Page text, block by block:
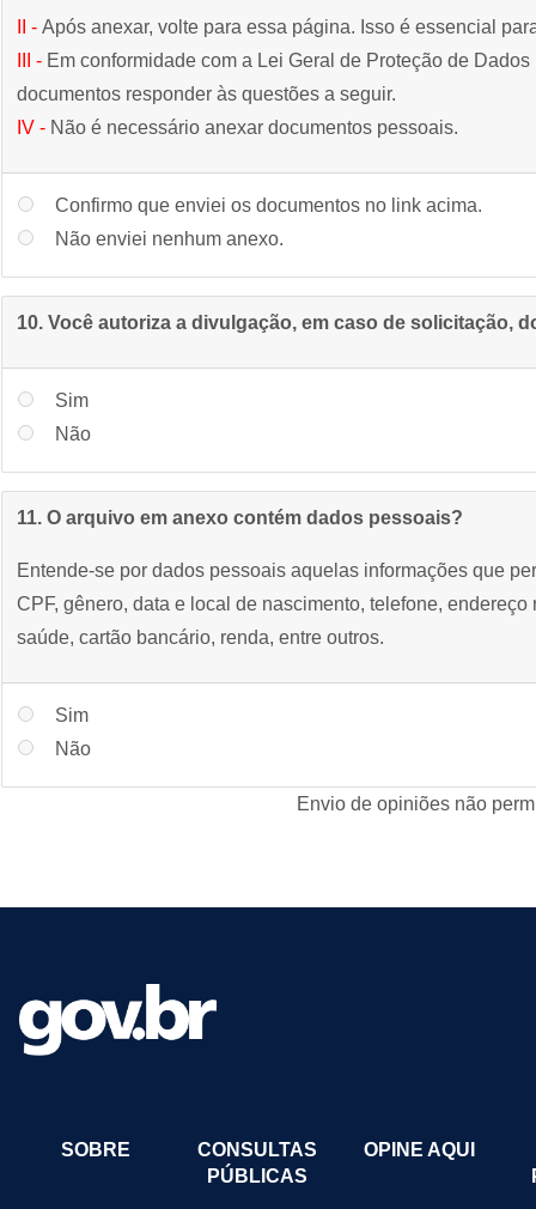
II -Após anexar, volte para essa página. Isso é essencial
III - Em conformidade com a Lei Geral de Proteção de
documentos responder às questões a seguir.
IV - Não é necessário anexar documentos pessoais.
Confirmo que enviei os documentos no link acima.
Não enviei nenhum anexo.
10. Você autoriza a divulgação, em caso de solicitação,
Sim
Não
11. O arquivo em anexo contém dados pessoais?
Entende-se por dados pessoais aquelas informações que
CPF, gênero, data e local de nascimento, telefone,
saúde, cartão bancário, renda, entre outros.
Sim
Não
Envio de opiniões não
SOBRE
CONSULTAS
PÚBLICAS
OPINE AQUI